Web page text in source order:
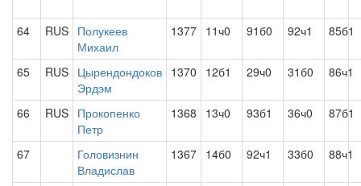
64 RUS Полукеев
Михаил
1377 11ч0 91б0 92ч1 85б1
65 RUS Цырендондоков
Эрдэм
1370 12б1 29ч0 31б0 86ч1
66 RUS Прокопенко
Петр
1368 13ч0 93б1 36ч0 87б1
67
Головизнин
Владислав
1367 14б0 92ч1 33б0 88ч1